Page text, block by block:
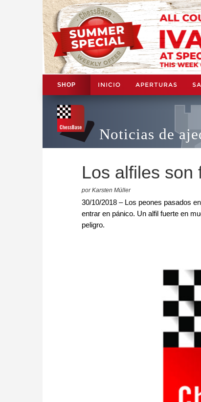
SHOP INICIO APERTURAS
Noticias de
Los alfiles son
por Karsten Müller
30/10/2018 – Los peones pasados
entrar en pánico. Un alfil fuerte en
peligro.